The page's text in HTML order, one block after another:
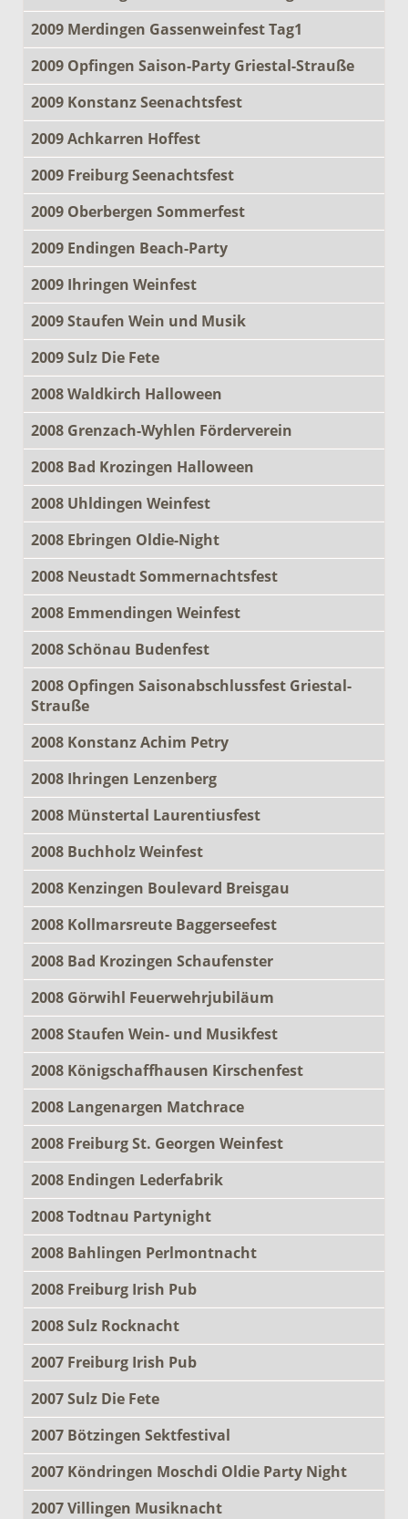
2009 Merdingen Gassenweinfest Tag1
2009 Opfingen Saison-Party Griestal-Strauße
2009 Konstanz Seenachtsfest
2009 Achkarren Hoffest
2009 Freiburg Seenachtsfest
2009 Oberbergen Sommerfest
2009 Endingen Beach-Party
2009 Ihringen Weinfest
2009 Staufen Wein und Musik
2009 Sulz Die Fete
2008 Waldkirch Halloween
2008 Grenzach-Wyhlen Förderverein
2008 Bad Krozingen Halloween
2008 Uhldingen Weinfest
2008 Ebringen Oldie-Night
2008 Neustadt Sommernachtsfest
2008 Emmendingen Weinfest
2008 Schönau Budenfest
2008 Opfingen Saisonabschlussfest Griestal-
Strauße
2008 Konstanz Achim Petry
2008 Ihringen Lenzenberg
2008 Münstertal Laurentiusfest
2008 Buchholz Weinfest
2008 Kenzingen Boulevard Breisgau
2008 Kollmarsreute Baggerseefest
2008 Bad Krozingen Schaufenster
2008 Görwihl Feuerwehrjubiläum
2008 Staufen Wein- und Musikfest
2008 Königschaffhausen Kirschenfest
2008 Langenargen Matchrace
2008 Freiburg St. Georgen Weinfest
2008 Endingen Lederfabrik
2008 Todtnau Partynight
2008 Bahlingen Perlmontnacht
2008 Freiburg Irish Pub
2008 Sulz Rocknacht
2007 Freiburg Irish Pub
2007 Sulz Die Fete
2007 Bötzingen Sektfestival
2007 Köndringen Moschdi Oldie Party Night
2007 Villingen Musiknacht